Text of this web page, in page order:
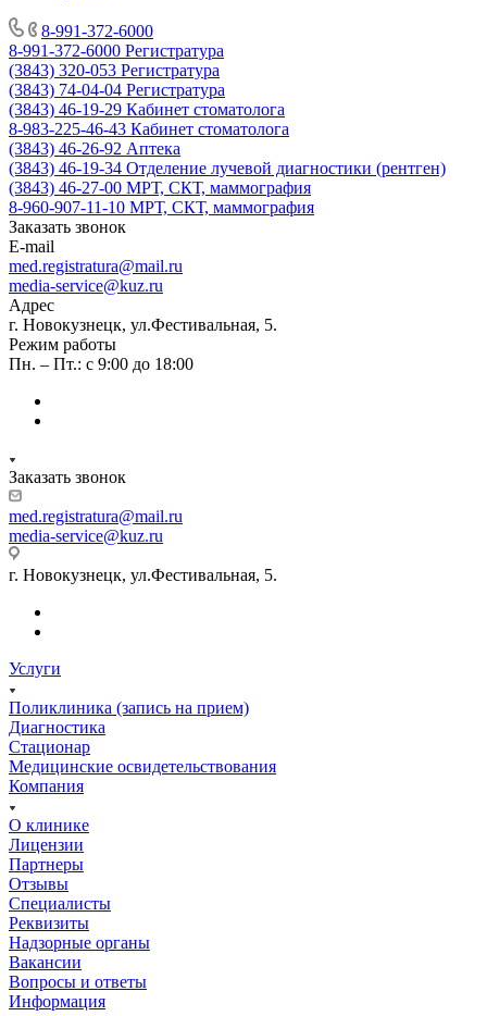
8-991-372-6000
8-991-372-6000 Регистратура
(3843) 320-053 Регистратура
(3843) 74-04-04 Регистратура
(3843) 46-19-29 Кабинет стоматолога
8-983-225-46-43 Кабинет стоматолога
(3843) 46-26-92 Аптека
(3843) 46-19-34 Отделение лучевой диагностики (рентген)
(3843) 46-27-00 МРТ, СКТ, маммография
8-960-907-11-10 МРТ, СКТ, маммография
Заказать звонок
E-mail
med.registratura@mail.ru
media-service@kuz.ru
Адрес
г. Новокузнецк, ул.Фестивальная, 5.
Режим работы
Пн. – Пт.: с 9:00 до 18:00
Заказать звонок
med.registratura@mail.ru
media-service@kuz.ru
г. Новокузнецк, ул.Фестивальная, 5.
Услуги
Поликлиника (запись на прием)
Диагностика
Стационар
Медицинские освидетельствования
Компания
О клинике
Лицензии
Партнеры
Отзывы
Специалисты
Реквизиты
Надзорные органы
Вакансии
Вопросы и ответы
Информация